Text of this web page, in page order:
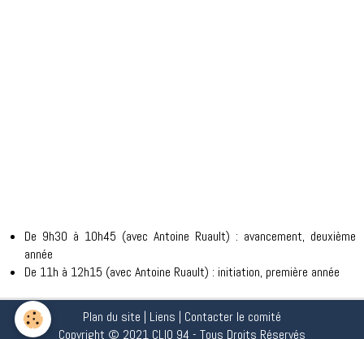
De 9h30 à 10h45 (avec Antoine Ruault) : avancement, deuxième
année
De 11h à 12h15 (avec Antoine Ruault) : initiation, première année
Plan du site | Liens | Contacter le comité
Copyright © 2021 CLIO 94 - Tous Droits Réservés